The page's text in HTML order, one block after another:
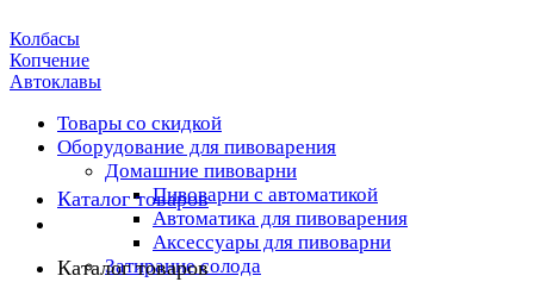
Колбасы
Копчение
Автоклавы
Товары со скидкой
Оборудование для пивоварения
Домашние пивоварни
Пивоварни с автоматикой
Автоматика для пивоварения
Аксессуары для пивоварни
Затирание солода
Каталог товаров
Каталог товаров